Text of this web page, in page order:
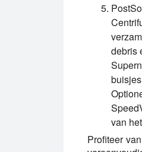
debris
van
Profiteer